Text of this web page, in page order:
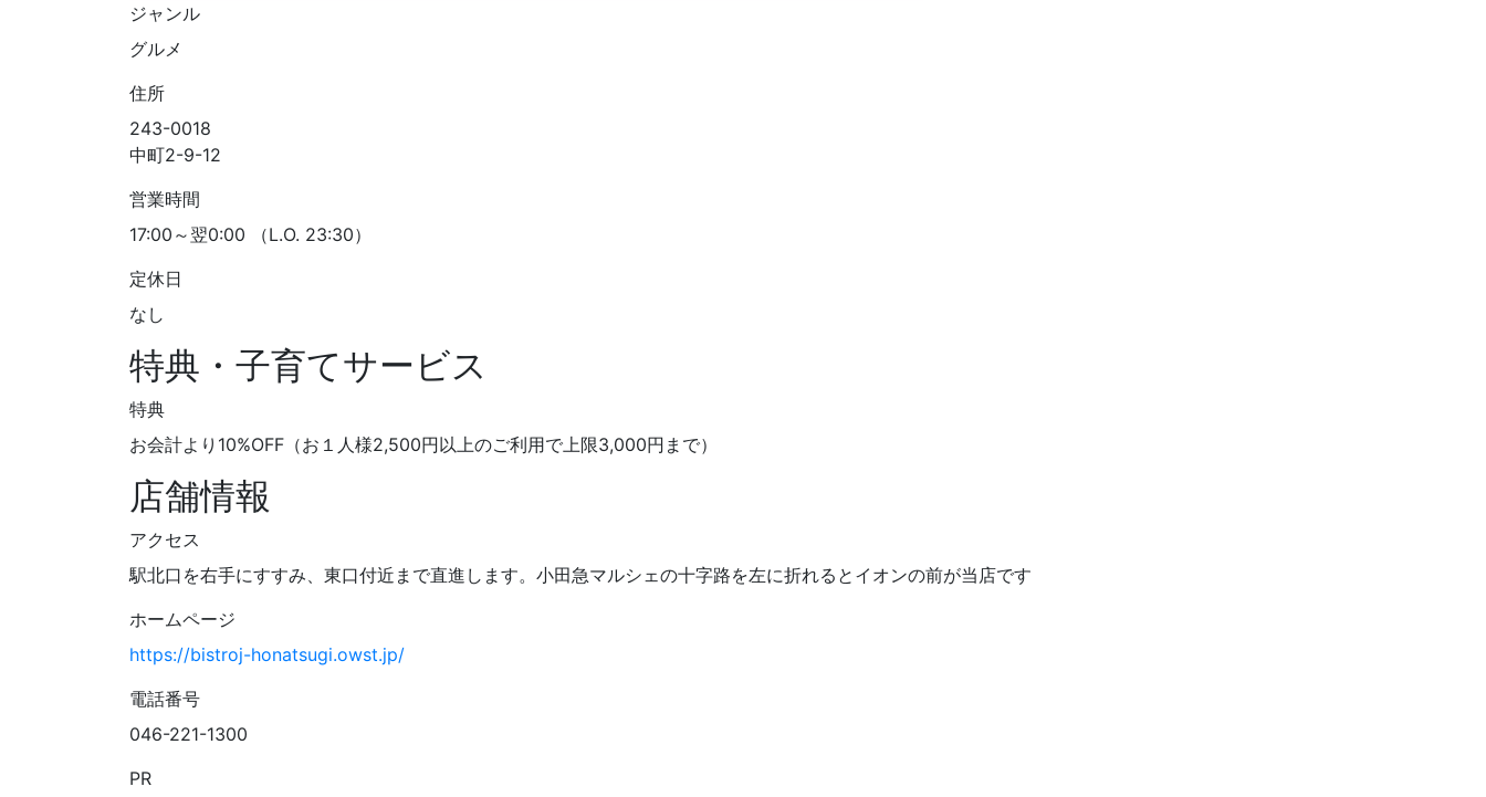
ジャンル
グルメ
住所
243-0018
中町2-9-12
営業時間
17:00～翌0:00 （L.O. 23:30）
定休日
なし
特典・子育てサービス
特典
お会計より10%OFF（お１人様2,500円以上のご利用で上限3,000円まで）
店舗情報
アクセス
駅北口を右手にすすみ、東口付近まで直進します。小田急マルシェの十字路を左に折れるとイオンの前が当店です
ホームページ
https://bistroj-honatsugi.owst.jp/
電話番号
046-221-1300
PR